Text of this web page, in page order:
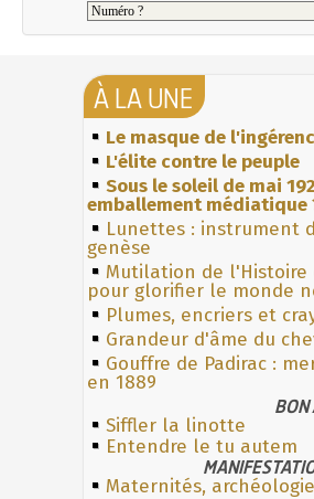
À LA UNE
Le masque de
L'élite contre le peuple
Sous le soleil de mai
emballement médiatique
Lunettes : instrument
genèse
Mutilation de l'Histoire
pour glorifier le monde
Plumes, encriers et
Grandeur d'âme du
Gouffre de Padirac :
en 1889
BON
Siffler la linotte
Entendre le tu autem
Maternités,